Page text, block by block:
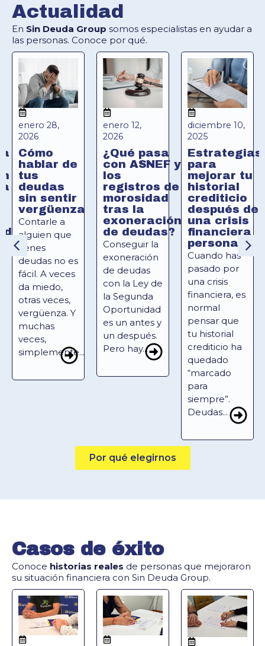
Actualidad
En Sin Deuda Group somos especialistas en ayudar a
las personas. Conoce por qué.
enero 28,
2026
Cómo
hablar de
tus
deudas
sin sentir
vergüenza
Contarle a
alguien que
tienes
deudas no es
fácil. A veces
da miedo,
otras veces,
vergüenza. Y
muchas
veces,
simplemente...
enero 12,
2026
¿Qué pasa
con ASNEF y
los
registros de
morosidad
tras la
exoneración
de deudas?
Conseguir la
exoneración
de deudas
con la Ley de
la Segunda
Oportunidad
es un antes y
un después.
Pero hay...
diciembre 10,
2025
Estrategias
para
mejorar tu
historial
crediticio
después de
una crisis
financiera
personal
Cuando has
pasado por
una crisis
financiera, es
normal
pensar que
tu historial
crediticio ha
quedado
“marcado
para
siempre”.
Deudas...
Por qué elegirnos
Casos de éxito
Conoce historias reales de personas que mejoraron
su situación financiera con Sin Deuda Group.